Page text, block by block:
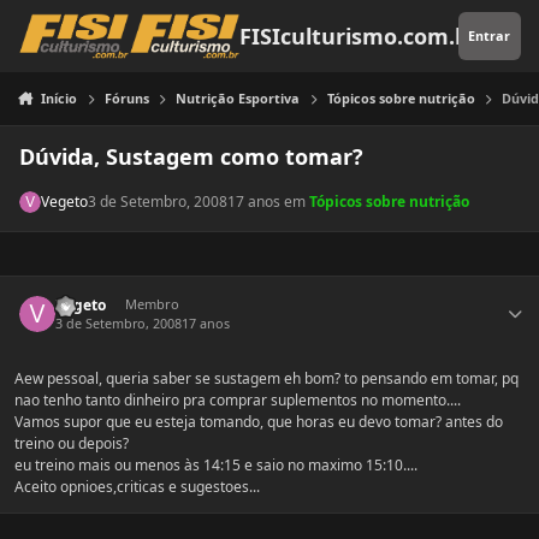
Pular para o conteúdo
FISIculturismo.com.brEntrar
Início Fóruns Nutrição Esportiva Tópicos sobre nutrição
Dúvida, Sustagem como tomar?
Vegeto3 de Setembro, 200817 anos emTópicos sobre nutrição
Vegeto
Membro
3 de Setembro, 200817 anos
Aew pessoal, queria saber se sustagem eh bom? to pensando em tomar, pq
nao tenho tanto dinheiro pra comprar suplementos no momento....
Vamos supor que eu esteja tomando, que horas eu devo tomar? antes do
treino ou depois?
eu treino mais ou menos às 14:15 e saio no maximo 15:10....
Aceito opnioes,criticas e sugestoes...